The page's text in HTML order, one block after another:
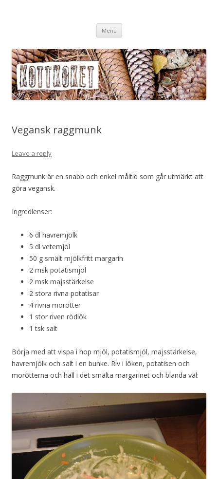
köttvärlden
Menu Skip
content
Vegansk raggmunk
Leave a reply
Raggmunk är en snabb och enkel måltid som går utmärkt att
göra vegansk.
Ingredienser:
6 dl havremjölk
5 dl vetemjöl
50 g smält mjölkfritt margarin
2 msk potatismjöl
2 msk majsstärkelse
2 stora rivna potatisar
4 rivna morötter
1 stor riven rödlök
1 tsk salt
Börja med att vispa i hop mjöl, potatismjöl, majsstärkelse,
havremjölk och salt i en bunke. Riv i löken, potatisen och
morötterna och häll i det smälta margarinet och blanda väl: